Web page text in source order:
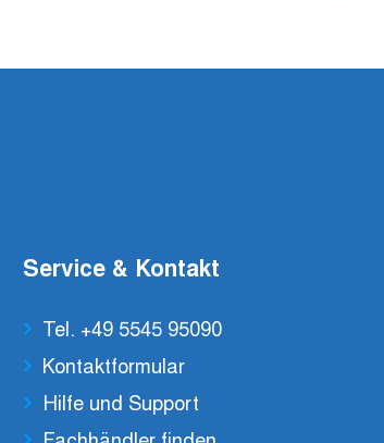
Service & Kontakt
Tel. +49 5545 95090
Kontaktformular
Hilfe und Support